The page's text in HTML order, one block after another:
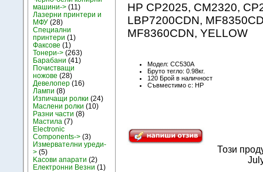
машини-> (11)
Лазерни принтери и
МФУ (28)
Специални
принтери (1)
Факсове (1)
Тонери-> (263)
Барабани (41)
Почистващи
ножове (28)
Девелопер (16)
Лампи (8)
Изпичащи ролки (24)
Маслени ролки (10)
Разни части (8)
Мастила (7)
Electronic
Components-> (3)
Измервателни уреди-
> (5)
Kасови апарати (2)
Електронни Везни (1)
HP CP2025, CM2320,
LBP7200CDN,
MF8360CDN, YELLOW
Модел: CC530A
Бруто тегло: 0.98кг.
120 Брой в наличност
Съвместимо с: HP
Този